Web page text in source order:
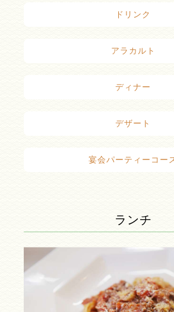
ドリンク
アラカルト
ディナー
デザート
宴会パーティーコー
ランチ